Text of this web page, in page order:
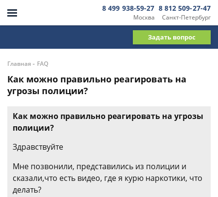
Москва
8 499 938-59-27
Санкт-Петербург
8 812 509-27-47
Задать вопрос
Главная - FAQ
Как можно правильно реагировать на
угрозы полиции?
Как можно правильно реагировать на угрозы
полиции?
Здравствуйте
Мне позвонили, представились из полиции и
сказали,что есть видео, где я курю наркотики, что
делать?